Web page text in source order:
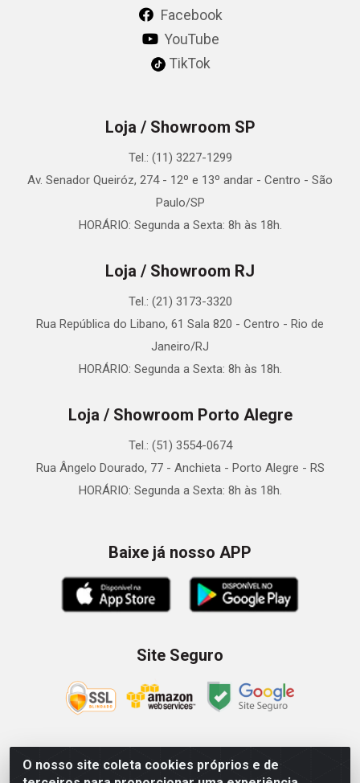
O nosso site coleta cookies próprios e de
Facebook
YouTube
TikTok
Loja / Showroom SP
Tel.: (11) 3227-1299
Av. Senador Queiróz, 274 - 12º e 13º andar - Centro - São
Paulo/SP
HORÁRIO: Segunda a Sexta: 8h às 18h.
Loja / Showroom RJ
Tel.: (21) 3173-3320
Rua República do Libano, 61 Sala 820 - Centro - Rio de
Janeiro/RJ
HORÁRIO: Segunda a Sexta: 8h às 18h.
Loja / Showroom Porto Alegre
Tel.: (51) 3554-0674
Rua Ângelo Dourado, 77 - Anchieta - Porto Alegre - RS
HORÁRIO: Segunda a Sexta: 8h às 18h.
Baixe já nosso APP
Site Seguro
Zein Importação e Comércio LTDA - Av. Senador Queiróz, 274